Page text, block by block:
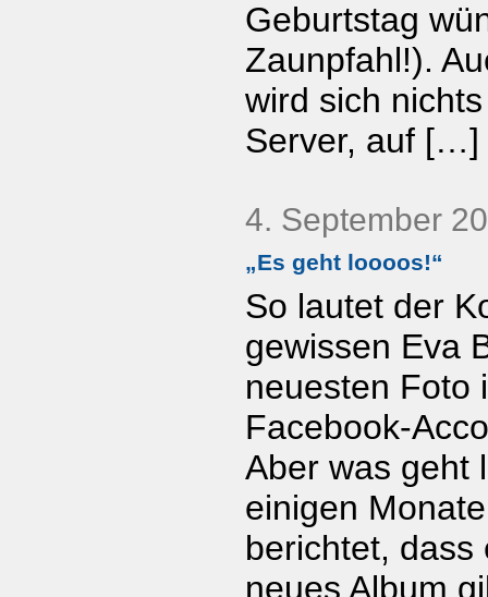
Geburtstag
Zaunpfahl!).
wird sich
Server, auf […]
4. September
„Es geht loooos!“
So lautet der
gewissen Eva
neuesten Foto
Facebook-
Aber was geht
einigen
berichtet, dass
neues Album